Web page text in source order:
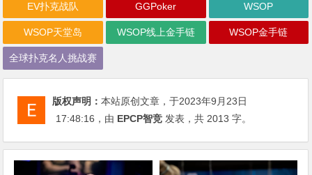
EV扑克战队 GGPoker WSOP
WSOP天堂岛 WSOP线上金手链 WSOP金手链
全球扑克名人挑战赛
版权声明：本站原创文章，于2023年9月23日
17:48:16 ，由 EPCP智竞 发表，共 2013 字。